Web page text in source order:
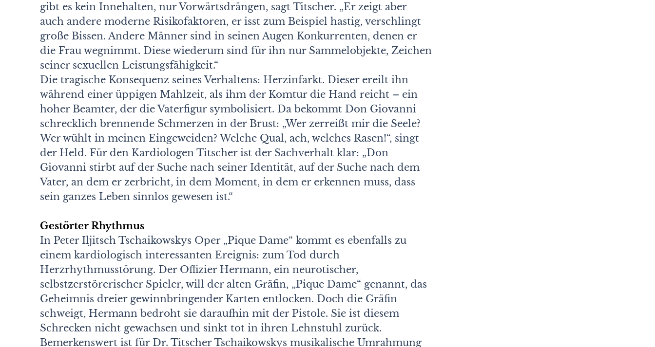
gibt es kein Innehalten, nur Vorwärtsdrängen, sagt Titscher. „Er zeigt aber
auch andere moderne Risikofaktoren, er isst zum Beispiel hastig, verschlingt
große Bissen. Andere Männer sind in seinen Augen Konkurrenten, denen er
die Frau wegnimmt. Diese wiederum sind für ihn nur Sammelobjekte, Zeichen
seiner sexuellen Leistungsfähigkeit.“
Die tragische Konsequenz seines Verhaltens: Herzinfarkt. Dieser ereilt ihn
während einer üppigen Mahlzeit, als ihm der Komtur die Hand reicht – ein
hoher Beamter, der die Vaterfigur symbolisiert. Da bekommt Don Giovanni
schrecklich brennende Schmerzen in der Brust: „Wer zerreißt mir die Seele?
Wer wühlt in meinen Eingeweiden? Welche Qual, ach, welches Rasen!“, singt
der Held. Für den Kardiologen Titscher ist der Sachverhalt klar: „Don
Giovanni stirbt auf der Suche nach seiner Identität, auf der Suche nach dem
Vater, an dem er zerbricht, in dem Moment, in dem er erkennen muss, dass
sein ganzes Leben sinnlos gewesen ist.“
Gestörter Rhythmus
In Peter Iljitsch Tschaikowskys Oper „Pique Dame“ kommt es ebenfalls zu
einem kardiologisch interessanten Ereignis: zum Tod durch
Herzrhythmusstörung. Der Offizier Hermann, ein neurotischer,
selbstzerstörerischer Spieler, will der alten Gräfin, „Pique Dame“ genannt, das
Geheimnis dreier gewinnbringender Karten entlocken. Doch die Gräfin
schweigt, Hermann bedroht sie daraufhin mit der Pistole. Sie ist diesem
Schrecken nicht gewachsen und sinkt tot in ihren Lehnstuhl zurück.
Bemerkenswert ist für Dr. Titscher Tschaikowskys musikalische Umrahmung